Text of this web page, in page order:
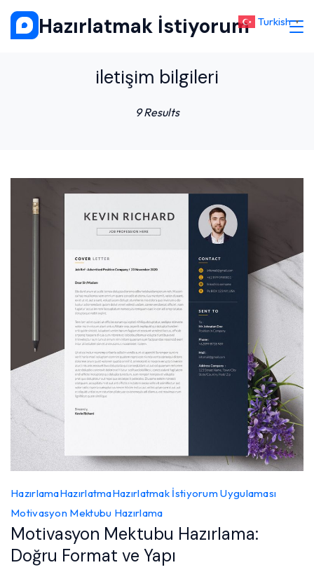
Skip
Hazırlatmak İstiyorum
iletişim bilgileri
9 Results
HazırlamaHazırlatmaHazırlatmak İstiyorum Uygulaması
Motivasyon Mektubu Hazırlama
Motivasyon Mektubu Hazırlama:
Doğru Format ve Yapı
Turkish ▼